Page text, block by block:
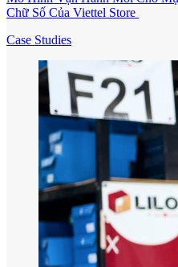
Chữ Số Của Viettel Store
Case Studies